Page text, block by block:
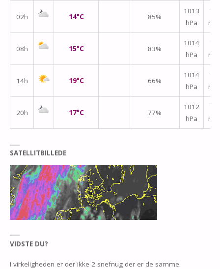
02h 14°C 85%
1013
hPa
↑
m/s
08h 15°C 83%
1014
hPa
↑
m/s
14h 19°C 66%
1014
hPa
↑
m/s
20h 17°C 77%
1012
hPa
↑
m/s
SATELLITBILLEDE
VIDSTE DU?
I virkeligheden er der ikke 2 snefnug der er de samme.